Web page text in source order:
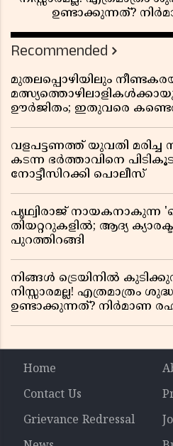
ഉണ്ടാക്കുന്നത്?
Recommended
മുതലപ്പൊഴിയിലും
ഊർജിതം; ഇതുവരെ
വളപട്ടണത്ത് യുവതി മരിച്ച
കടന്ന ഭർത്താവിനെ
നോട്ടീസിറക്കി പൊലീസ്
പൃഥ്വിരാജ് നായകനാകുന്ന
തിയറ്ററുകളിൽ; ആദ്യ
പുറത്തിറങ്ങി
നിങ്ങൾ ട്രെയിനിൽ
നിസ്സാരമല്ല! എത്രമാത്രം
ഉണ്ടാക്കുന്നത്? നിർമാണ
Home
Contact Us
Grievance Redressal